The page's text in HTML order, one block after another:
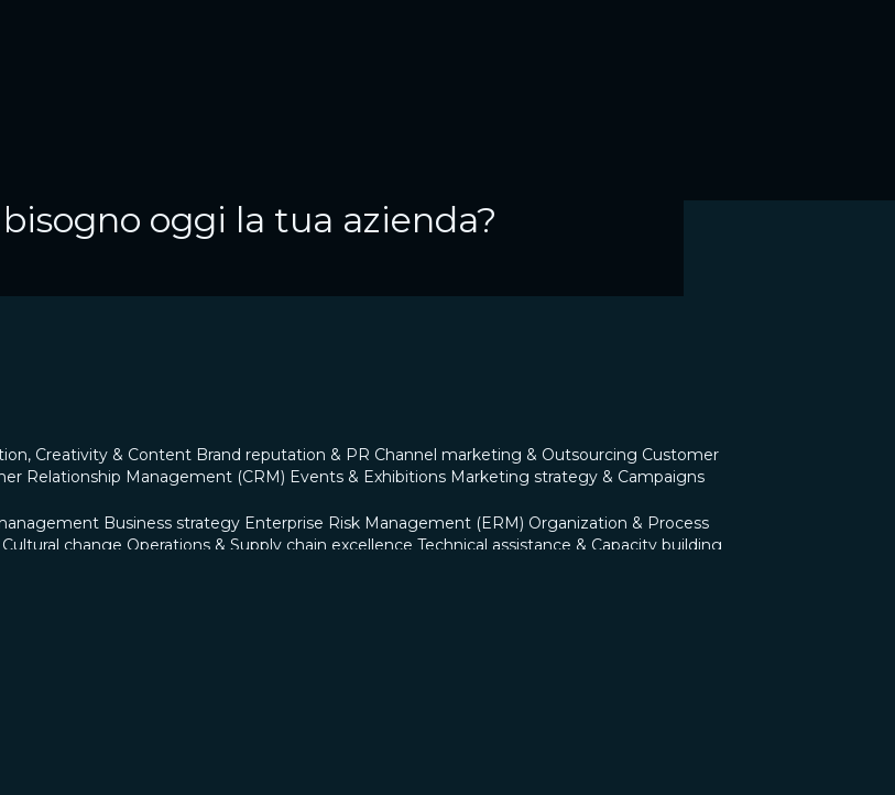
oggi la tua azienda?
Creativity & Content Brand reputation & PR Channel marketing & Outsourcing Customer
Relationship Management (CRM) Events & Exhibitions Marketing strategy & Campaigns
Business strategy Enterprise Risk Management (ERM) Organization & Process
change Operations & Supply chain excellence Technical assistance & Capacity building